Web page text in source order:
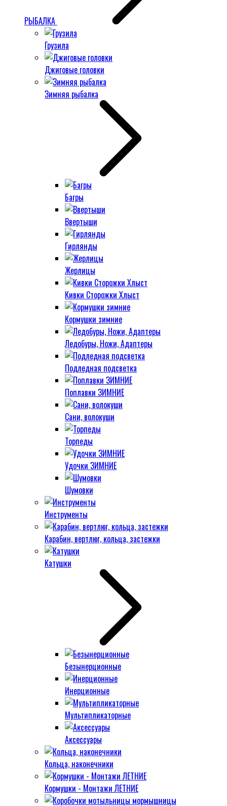
РЫБАЛКА
Грузила
Джиговые головки
Зимняя рыбалка
Багры
Ввертыши
Гирлянды
Жерлицы
Кивки Сторожки Хлыст
Кормушки зимние
Ледобуры, Ножи, Адаптеры
Подледная подсветка
Поплавки ЗИМНИЕ
Сани, волокуши
Торпеды
Удочки ЗИМНИЕ
Шумовки
Инструменты
Карабин, вертлюг, кольца, застежки
Катушки
Безынерционные
Инерционные
Мультипликаторные
Аксессуары
Кольца, наконечники
Кормушки - Монтажи ЛЕТНИЕ